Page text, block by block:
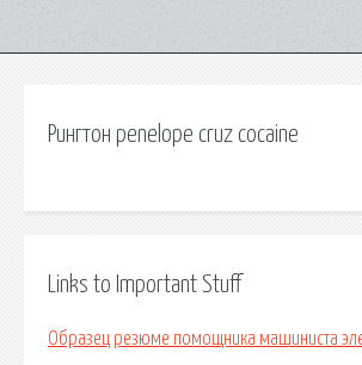
Рингтон penelope cruz cocaine
Links to Important Stuff
Образец резюме помощника машиниста